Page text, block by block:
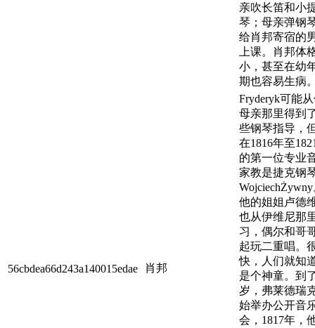
亲吹长笛和小
琴；母亲弹钢
给肖邦寄宿的
上课。肖邦体
小，甚至在幼
期也容易生病
56cbdea66d243a140015edae 肖邦
Fryderyk可能
母亲那里得到
些钢琴指导，
在1816年至
的第一位专业
家教是捷克钢
他的姐姐卢德
也从伊维尼那
习，偶尔和哥
起玩二重唱。
快，人们就知
是个神童。到
岁，弗莱德瑞
始举办公开音
会，1817年，